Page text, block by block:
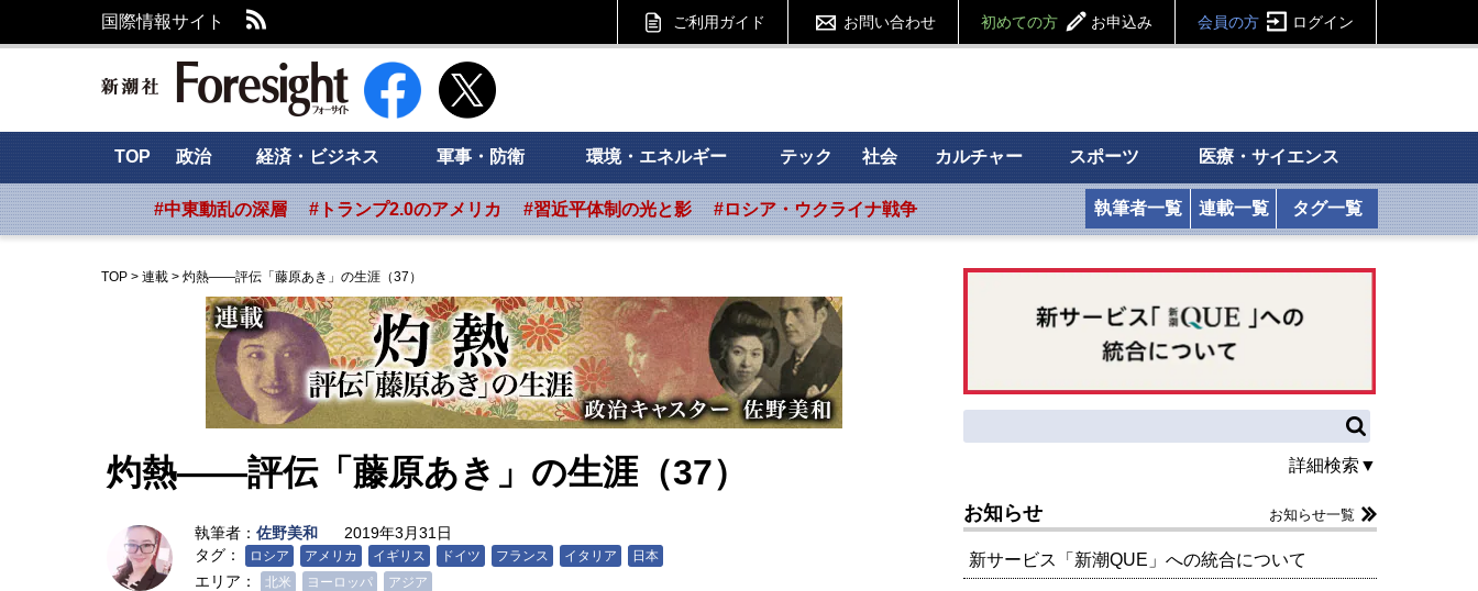
国際情報サイト ご利用ガイド お問い合わせ 初めての方 お申込み 会員の方 ログイン
新潮社 Foresight フォーサイト
TOP 政治 経済・ビジネス 軍事・防衛 環境・エネルギー テック 社会 カルチャー スポーツ 医療・サイエンス
#中東動乱の深層 #トランプ2.0のアメリカ #習近平体制の光と影 #ロシア・ウクライナ戦争 執筆者一覧 連載一覧 タグ一覧
TOP > 連載 > 灼熱――評伝「藤原あき」の生涯（37）
灼熱――評伝「藤原あき」の生涯（37）
執筆者： 佐野美和
2019年3月31日
タグ：
ロシア アメリカ イギリス ドイツ フランス イタリア 日本
エリア： 北米 ヨーロッパ アジア
詳細検索▼
お知らせ お知らせ一覧
新サービス「新潮QUE」への統合について